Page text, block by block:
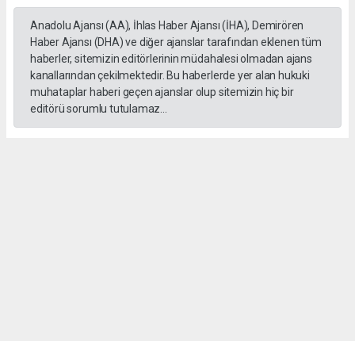
Anadolu Ajansı (AA), İhlas Haber Ajansı (İHA), Demirören
Haber Ajansı (DHA) ve diğer ajanslar tarafından eklenen tüm
haberler, sitemizin editörlerinin müdahalesi olmadan ajans
kanallarından çekilmektedir. Bu haberlerde yer alan hukuki
muhataplar haberi geçen ajanslar olup sitemizin hiç bir
editörü sorumlu tutulamaz...